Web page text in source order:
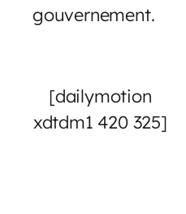
gouvernement.
[dailymotion
xdtdm1 420 325]